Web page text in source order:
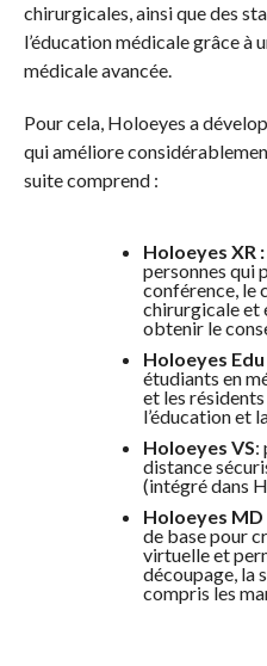
chirurgicales, ainsi que des
l’éducation médicale grâce à
médicale avancée.
Pour cela, Holoeyes a
qui améliore
suite comprend :
Holoeyes XR :
personnes qui
conférence, le
chirurgicale et
obtenir le
Holoeyes Edu
étudiants en
et les
l’éducation et
Holoeyes VS:
distance
(intégré dans
Holoeyes MD
de base pour
virtuelle et
découpage, la
compris les